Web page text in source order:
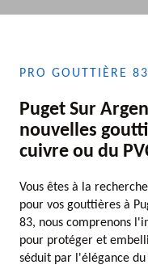
PRO GOUTTIÈRE 83
Puget Sur
nouvelles
cuivre ou du
Vous êtes à la
pour vos gouttières à
83, nous comprenons
pour protéger et
séduit par l'élégance